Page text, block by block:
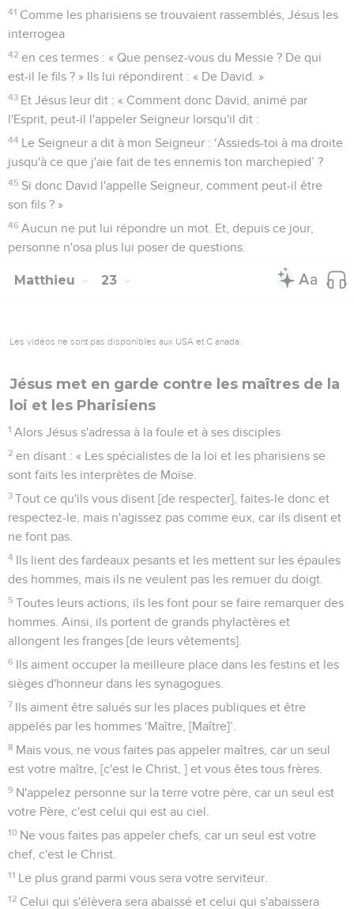
41 Comme les pharisiens se trouvaient rassemblés, Jésus les
interrogea
42 en ces termes : « Que pensez-vous du Messie ? De qui
est-il le fils ? » Ils lui répondirent : « De David. »
43 Et Jésus leur dit : « Comment donc David, animé par
l'Esprit, peut-il l'appeler Seigneur lorsqu'il dit :
44 Le Seigneur a dit à mon Seigneur : ‘Assieds-toi à ma droite
jusqu'à ce que j'aie fait de tes ennemis ton marchepied’ ?
45 Si donc David l'appelle Seigneur, comment peut-il être
son fils ? »
46 Aucun ne put lui répondre un mot. Et, depuis ce jour,
personne n'osa plus lui poser de questions.
Matthieu 23
Les vidéos ne sont pas disponibles aux USA et C anada.
Jésus met en garde contre les maîtres de la
loi et les Pharisiens
1 Alors Jésus s'adressa à la foule et à ses disciples
2 en disant : « Les spécialistes de la loi et les pharisiens se
sont faits les interprètes de Moïse.
3 Tout ce qu'ils vous disent [de respecter], faites-le donc et
respectez-le, mais n'agissez pas comme eux, car ils disent et
ne font pas.
4 Ils lient des fardeaux pesants et les mettent sur les épaules
des hommes, mais ils ne veulent pas les remuer du doigt.
5 Toutes leurs actions, ils les font pour se faire remarquer des
hommes. Ainsi, ils portent de grands phylactères et
allongent les franges [de leurs vêtements].
6 Ils aiment occuper la meilleure place dans les festins et les
sièges d'honneur dans les synagogues.
7 Ils aiment être salués sur les places publiques et être
appelés par les hommes ‘Maître, [Maître]’.
8 Mais vous, ne vous faites pas appeler maîtres, car un seul
est votre maître, [c'est le Christ, ] et vous êtes tous frères.
9 N'appelez personne sur la terre votre père, car un seul est
votre Père, c'est celui qui est au ciel.
10 Ne vous faites pas appeler chefs, car un seul est votre
chef, c'est le Christ.
11 Le plus grand parmi vous sera votre serviteur.
12 Celui qui s'élèvera sera abaissé et celui qui s'abaissera